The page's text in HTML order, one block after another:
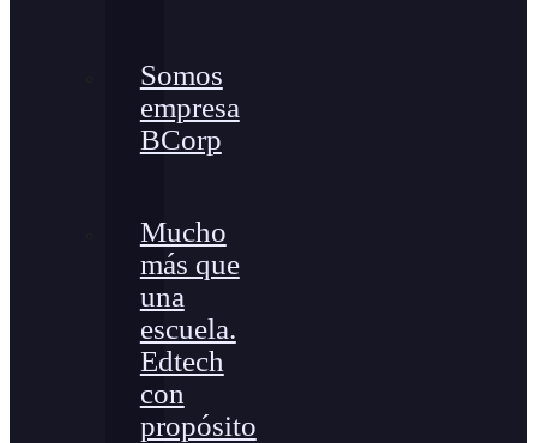
Somos
empresa
BCorp
Mucho
más que
una
escuela.
Edtech
con
propósito